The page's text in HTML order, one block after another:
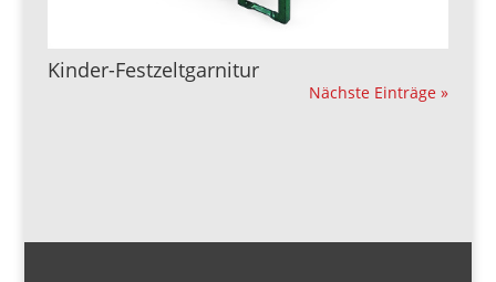
Kinder-Festzeltgarnitur
Nächste Einträge »